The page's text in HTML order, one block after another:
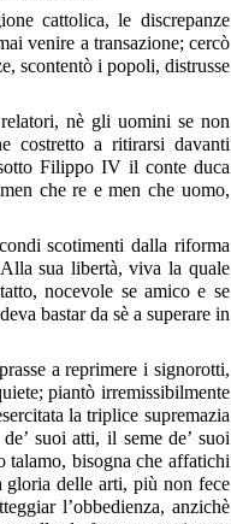
cattolica, le discrepanze
venire a transazione; cercò
scontentò i popoli, distrusse
nè gli uomini se non
costretto a ritirarsi davanti
Filippo IV il conte duca
che re e men che uomo,
scotimenti dalla riforma
sua libertà, viva la quale
nocevole se amico e se
bastar da sè a superare in
a reprimere i signorotti,
piantò irremissibilmente
la triplice supremazia
suoi atti, il seme de’ suoi
talamo, bisogna che affatichi
gloria delle arti, più non fece
l’obbedienza, anzichè